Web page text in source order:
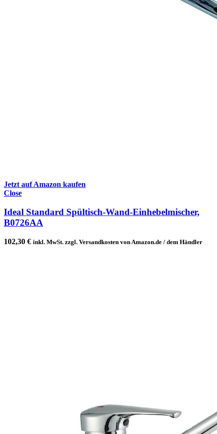
Jetzt auf Amazon kaufen
Close
Ideal Standard Spültisch-Wand-Einhebelmischer,
B0726AA
102,30 € inkl. MwSt. zzgl. Versandkosten von Amazon.de / dem Händler